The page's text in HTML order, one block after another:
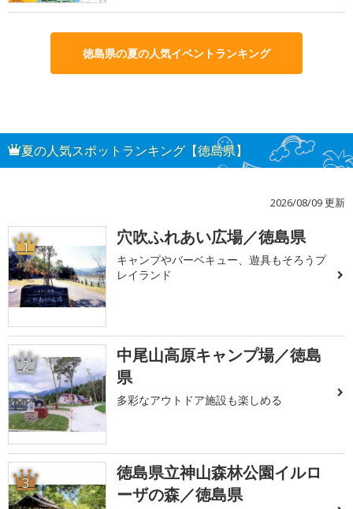
徳島県の夏の人気イベントランキング
夏の人気スポットランキング【徳島県】
2026/08/09 更新
1 穴吹ふれあい広場／徳島県
キャンプやバーベキュー、遊具もそろうプ
レイランド
2
中尾山高原キャンプ場／徳島
県
多彩なアウトドア施設も楽しめる
3
徳島県立神山森林公園イルロ
ーザの森／徳島県